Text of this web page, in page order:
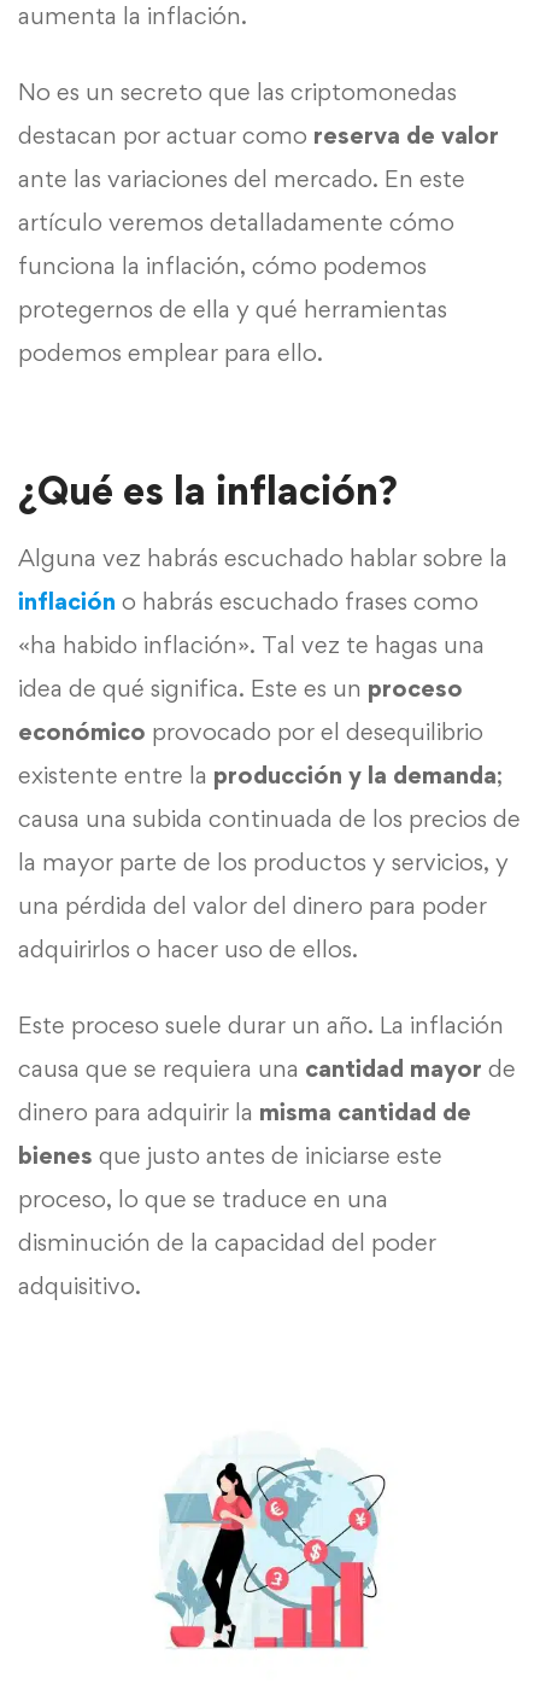
aumenta la inflación.
No es un secreto que las criptomonedas
destacan por actuar como reserva de valor
ante las variaciones del mercado. En este
artículo veremos detalladamente cómo
funciona la inflación, cómo podemos
protegernos de ella y qué herramientas
podemos emplear para ello.
¿Qué es la inflación?
Alguna vez habrás escuchado hablar sobre la
inflación o habrás escuchado frases como
«ha habido inflación». Tal vez te hagas una
idea de qué significa. Este es un proceso
económico provocado por el desequilibrio
existente entre la producción y la demanda;
causa una subida continuada de los precios de
la mayor parte de los productos y servicios, y
una pérdida del valor del dinero para poder
adquirirlos o hacer uso de ellos.
Este proceso suele durar un año. La inflación
causa que se requiera una cantidad mayor de
dinero para adquirir la misma cantidad de
bienes que justo antes de iniciarse este
proceso, lo que se traduce en una
disminución de la capacidad del poder
adquisitivo.